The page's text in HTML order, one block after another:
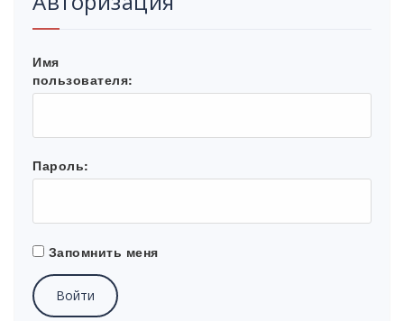
Имя
пользователя:
Пароль:
Запомнить меня
Войти